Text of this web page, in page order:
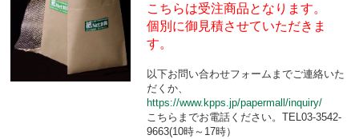
こちらは受注商品となります。
個別に御見積させていただきま
す。
以下お問い合わせフォームまでご連絡いた
だくか、
https://www.kpps.jp/papermall/inquiry/
こちらまでお電話ください。TEL03-3542-
9663(10時～17時）